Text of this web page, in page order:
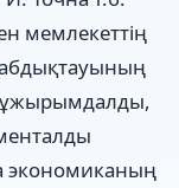
мемлекеттің
экономиканың